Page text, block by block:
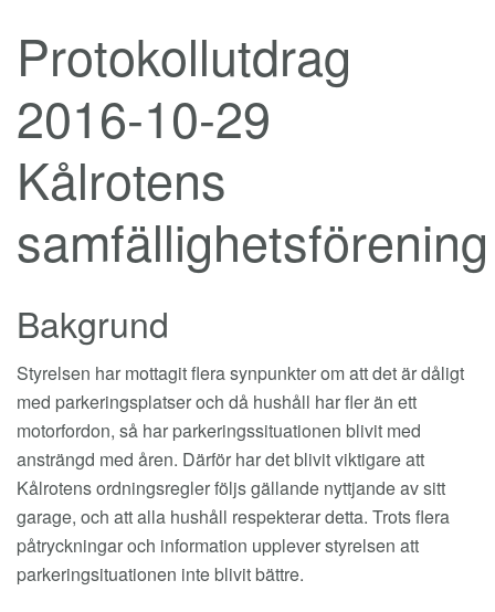
Protokollutdrag
2016-10-29
Kålrotens
samfällighetsförening
Bakgrund
Styrelsen har mottagit flera synpunkter om att det är dåligt
med parkeringsplatser och då hushåll har fler än ett
motorfordon, så har parkeringssituationen blivit med
ansträngd med åren. Därför har det blivit viktigare att
Kålrotens ordningsregler följs gällande nyttjande av sitt
garage, och att alla hushåll respekterar detta. Trots flera
påtryckningar och information upplever styrelsen att
parkeringsituationen inte blivit bättre.